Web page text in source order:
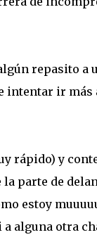
repasito
intentar ir más
rápido) y
parte de
estoy
alguna otra